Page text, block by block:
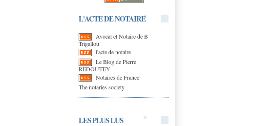
L'ACTE DE NOTAIRE
Avocat et Notaire de B
Trigallou
l'acte de notaire
Le Blog de Pierre
REDOUTEY
Notaires de France
The notaries society
LES PLUS LUS